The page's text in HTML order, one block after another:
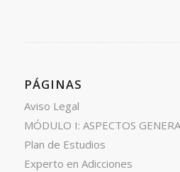
PÁGINAS
Aviso Legal
MÓDULO I: ASPECTOS
Plan de Estudios
Experto en Adicciones